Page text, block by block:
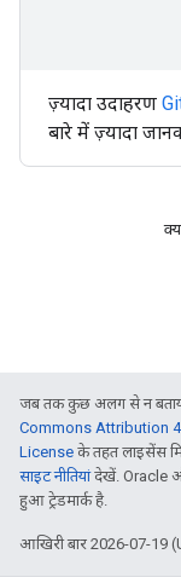
ज़्यादा उदाहरण
बारे में ज़्यादा
जब तक कुछ अलग से न
Commons Attribution
License के तहत लाइसेंस
साइट नीतियांदेखें. Oracle
हुआ ट्रेडमार्क है.
आखिरी बार 2026-07-19